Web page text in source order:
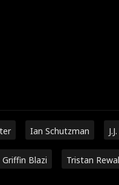
Ian Schutzman
Griffin Blazi Tristan